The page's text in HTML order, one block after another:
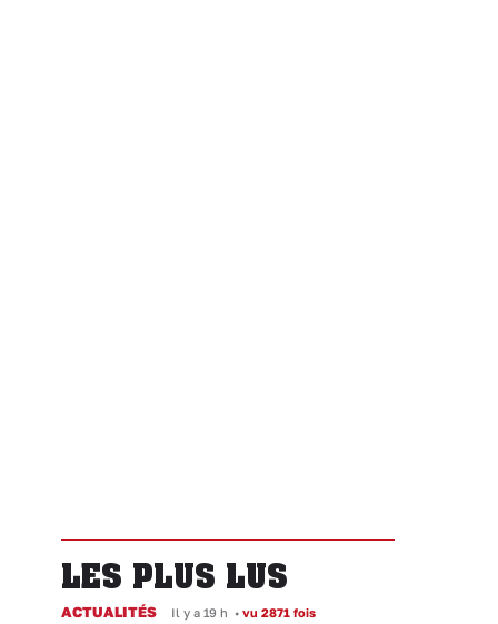
LES PLUS LUS
ACTUALITÉS Il y a 19 h • vu 2871 fois